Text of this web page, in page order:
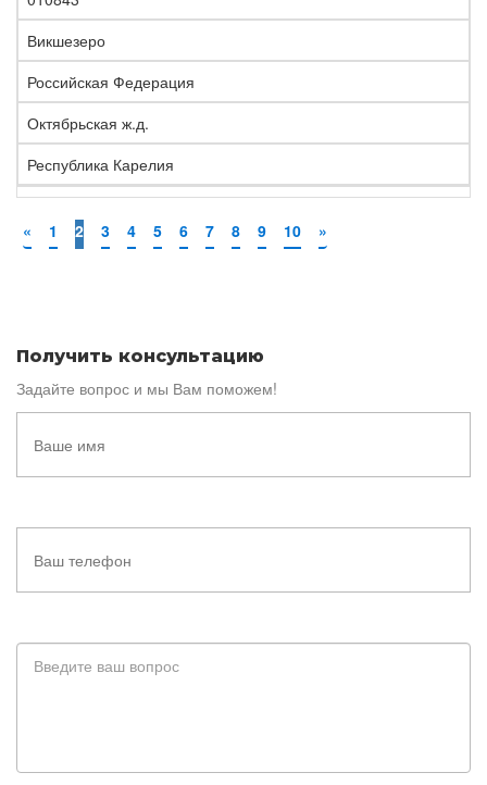
Викшезеро
Российская Федерация
Октябрьская ж.д.
Республика Карелия
« 1 2 3 4 5 6 7 8 9 10 »
Получить консультацию
Задайте вопрос и мы Вам поможем!